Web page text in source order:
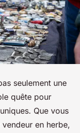
seulement une
quête pour
Que vous
en herbe,